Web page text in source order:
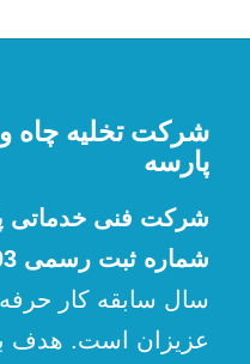
شرکت تخلیه چاه و
پارسه
شرکت فنی خدماتی
شماره ثبت رسمی 524903
سال سابقه کار
عزیزان است. هدف